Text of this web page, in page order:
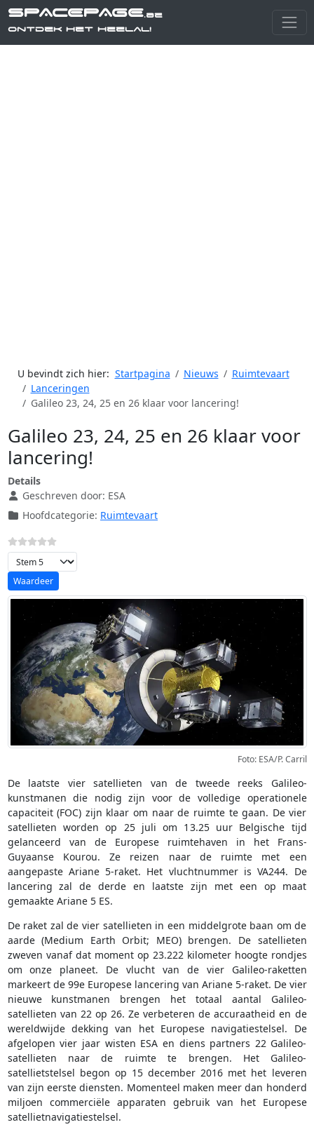
SPACEPAGE.be
Ontdek het heelal!
U bevindt zich hier: Startpagina Nieuws
Ruimtevaart
Lanceringen
Galileo 23, 24, 25 en 26 klaar voor lancering!
Galileo 23, 24, 25 en 26 klaar voor
lancering!
Details
Geschreven door: ESA
Hoofdcategorie: Ruimtevaart
Voeg waardering toe
Foto: ESA/P. Carril
De laatste vier satellieten van de tweede reeks Galileo-
kunstmanen die nodig zijn voor de volledige operationele
capaciteit (FOC) zijn klaar om naar de ruimte te gaan. De vier
satellieten worden op 25 juli om 13.25 uur Belgische tijd
gelanceerd van de Europese ruimtehaven in het Frans-
Guyaanse Kourou. Ze reizen naar de ruimte met een
aangepaste Ariane 5-raket. Het vluchtnummer is VA244. De
lancering zal de derde en laatste zijn met een op maat
gemaakte Ariane 5 ES.
De raket zal de vier satellieten in een middelgrote baan om de
aarde (Medium Earth Orbit; MEO) brengen. De satellieten
zweven vanaf dat moment op 23.222 kilometer hoogte rondjes
om onze planeet. De vlucht van de vier Galileo-raketten
markeert de 99e Europese lancering van Ariane 5-raket. De vier
nieuwe kunstmanen brengen het totaal aantal Galileo-
satellieten van 22 op 26. Ze verbeteren de accuraatheid en de
wereldwijde dekking van het Europese navigatiestelsel. De
afgelopen vier jaar wisten ESA en diens partners 22 Galileo-
satellieten naar de ruimte te brengen. Het Galileo-
satellietstelsel begon op 15 december 2016 met het leveren
van zijn eerste diensten. Momenteel maken meer dan honderd
miljoen commerciële apparaten gebruik van het Europese
satellietnavigatiestelsel.